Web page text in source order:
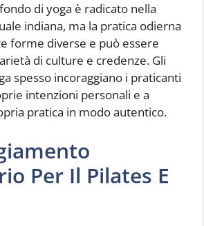
di yoga è radicato nella
indiana, ma la pratica odierna
forme diverse e può essere
di culture e credenze. Gli
spesso incoraggiano i praticanti
intenzioni personali e a
pratica in modo autentico.
Per Il Pilates E